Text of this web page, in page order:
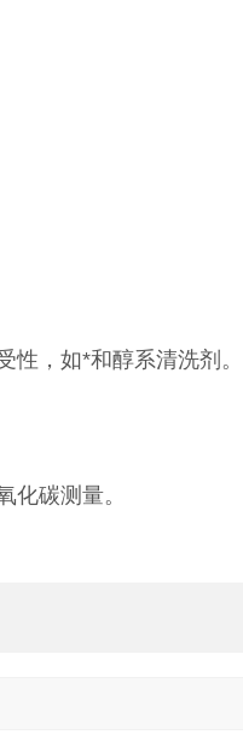
，如*和醇系清洗剂。
碳测量。